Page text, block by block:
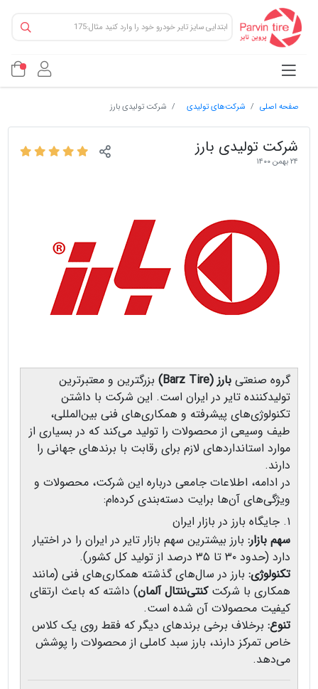
صفحه اصلی شرکت‌های تولیدی شرکت تولیدی بارز
شرکت تولیدی بارز
۲۴ بهمن ۱۴۰۰
گروه صنعتیبارز (Barz Tire)
بزرگترین و معتبرترین
تولیدکننده تایر در ایران است. این شرکت با داشتن
تکنولوژی‌های پیشرفته و همکاری‌های فنی بین‌المللی،
طیف وسیعی از محصولات را تولید می‌کند که در بسیاری از
موارد استانداردهای لازم برای رقابت با برندهای جهانی را
دارند.
در ادامه، اطلاعات جامعی درباره این شرکت، محصولات و
ویژگی‌های آن‌ها برایت دسته‌بندی کرده‌ام:
۱. جایگاه بارز در بازار ایران
سهم بازار: بارز بیشترین سهم بازار تایر در ایران را در اختیار
دارد (حدود ۳۰ تا ۳۵ درصد از تولید کل کشور).
تکنولوژی: بارز در سال‌های گذشته همکاری‌های فنی (مانند
همکاری با شرکتکنتی‌ننتال آلمان) داشته که باعث ارتقای
کیفیت محصولات آن شده است.
تنوع: برخلاف برخی برندهای دیگر که فقط روی یک کلاس
خاص تمرکز دارند، بارز سبد کاملی از محصولات را پوشش
می‌دهد.